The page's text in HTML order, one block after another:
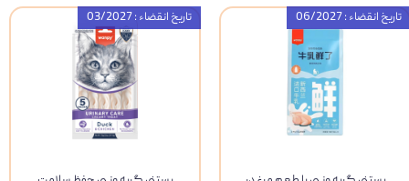
تاریخ انقضاء : 06/2027 تاریخ انقضاء : 03/2027